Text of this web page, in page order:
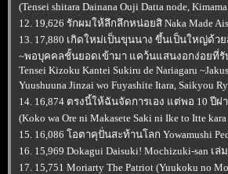
(Tensei shitara Dainana Ouji Datta node,
12. 19,626 รักผมให้ลึกลึกหน่อยสิ Naka Made
13. 17,880 เกิดใหม่เป็นขุนนาง ขึ้นเป็นใหญ่ด้ว
~พอบุคคลชั้นยอดเข้ามา แคว้นแสนงอกง่อยที่
Tensei Kizoku Kantei Sukiru de Nariagaru
Yuushuuna Jinzai wo Fuyashite Itara, Saikyou
14. 16,874 ตรงนี้ให้ฉันจัดการเอง แต่พอ 10 ปี
(Koko wa Ore ni Makasete Saki ni Ike to Itte
15. 16,086 โอตาคุปั่นสะท้านโลก Yowamushi
16. 15,969 Dokagui Daisuki! Mochizuki-san เล่
17. 15,751 Moriarty The Patriot (Yuukoku no